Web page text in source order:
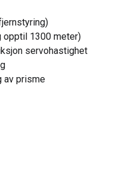
opptil 1300 meter)
servohastighet
av prisme